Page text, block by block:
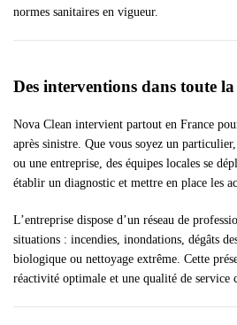
normes sanitaires en vigueur.
Des interventions dans toute
Nova Clean intervient partout en France
après sinistre. Que vous soyez un
ou une entreprise, des équipes locales se
établir un diagnostic et mettre en place les
L’entreprise dispose d’un réseau de
situations : incendies, inondations, dégâts
biologique ou nettoyage extrême. Cette
réactivité optimale et une qualité de service